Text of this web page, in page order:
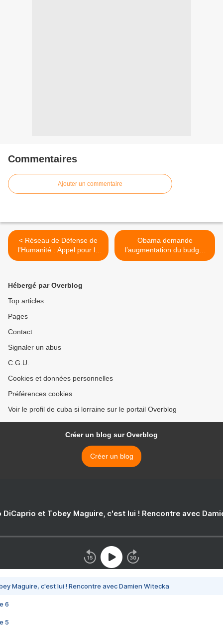
Commentaires
Ajouter un commentaire
< Réseau de Défense de
l'Humanité : Appel pour la
paix et contre l'intervention
Obama demande
l’augmentation du budget
pour des actions contre
Hébergé par Overblog
Top articles
Pages
Contact
Signaler un abus
C.G.U.
Cookies et données personnelles
Préférences cookies
Voir le profil de cuba si lorraine sur le portail Overblog
Créer un blog sur Overblog
Créer un blog
DiCaprio et Tobey Maguire, c'est lui ! Rencontre avec
Maguire, c'est lui ! Rencontre avec Damien Witecka
6
5